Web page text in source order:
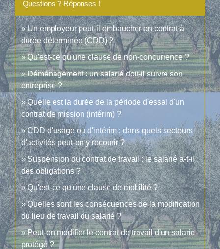
Questions ? Réponses !
Un employeur peut-il embaucher en contrat à
durée déterminée (CDD) ?
Qu'est-ce qu'une clause de non-concurrence ?
Déménagement : un salarié doit-il suivre son
entreprise ?
Quelle est la durée de la période d'essai d'un
contrat de mission (intérim) ?
CDD d'usage ou d'intérim : dans quels secteurs
d'activités peut-on y recourir ?
Suspension du contrat de travail : le salarié a-t-il
des obligations ?
Qu'est-ce qu'une clause de mobilité ?
Quelles sont les conséquences de la modification
du lieu de travail du salarié ?
Peut-on modifier le contrat de travail d'un salarié
protégé ?